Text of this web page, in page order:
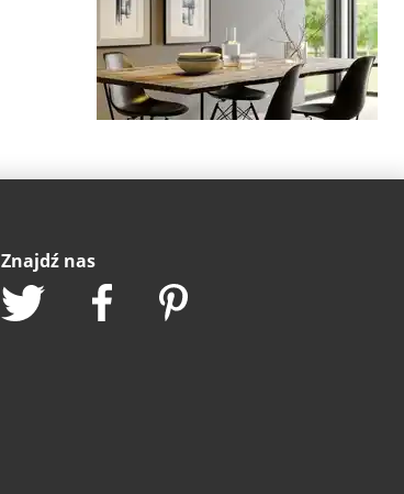
Znajdź nas